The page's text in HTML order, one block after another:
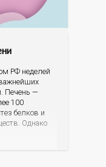
РФ неделей
Печень —
100
белков и
Однако